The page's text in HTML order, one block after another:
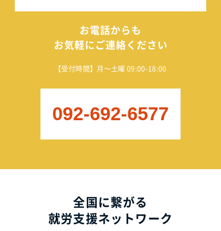
お電話からも
お気軽にご連絡ください
【受付時間】月～土曜 09:00-18:00
092-692-6577
全国に繋がる
就労支援ネットワーク